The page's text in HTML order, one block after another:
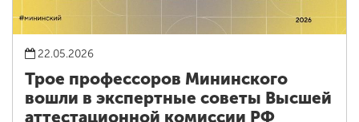
22.05.2026
Трое профессоров Мининского
вошли в экспертные советы Высшей
аттестационной комиссии РФ